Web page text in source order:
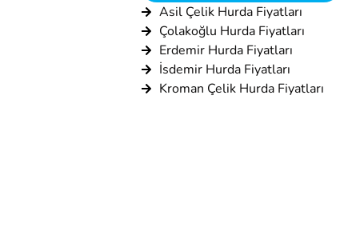
Asil Çelik Hurda Fiyatları
Çolakoğlu Hurda Fiyatları
Erdemir Hurda Fiyatları
İsdemir Hurda Fiyatları
Kroman Çelik Hurda Fiyatları